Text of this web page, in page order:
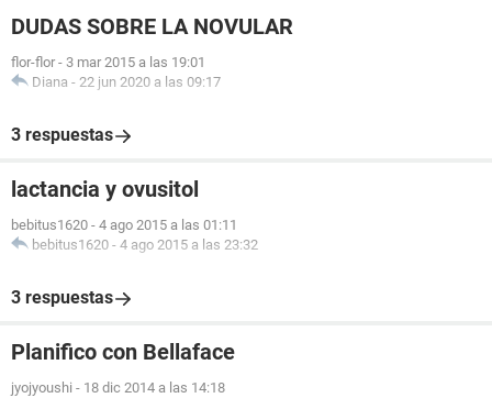
DUDAS SOBRE LA NOVULAR
flor-flor - 3 mar 2015 a las 19:01
Diana - 22 jun 2020 a las 09:17
3 respuestas
lactancia y ovusitol
bebitus1620 - 4 ago 2015 a las 01:11
bebitus1620 - 4 ago 2015 a las 23:32
3 respuestas
Planifico con Bellaface
jyojyoushi - 18 dic 2014 a las 14:18